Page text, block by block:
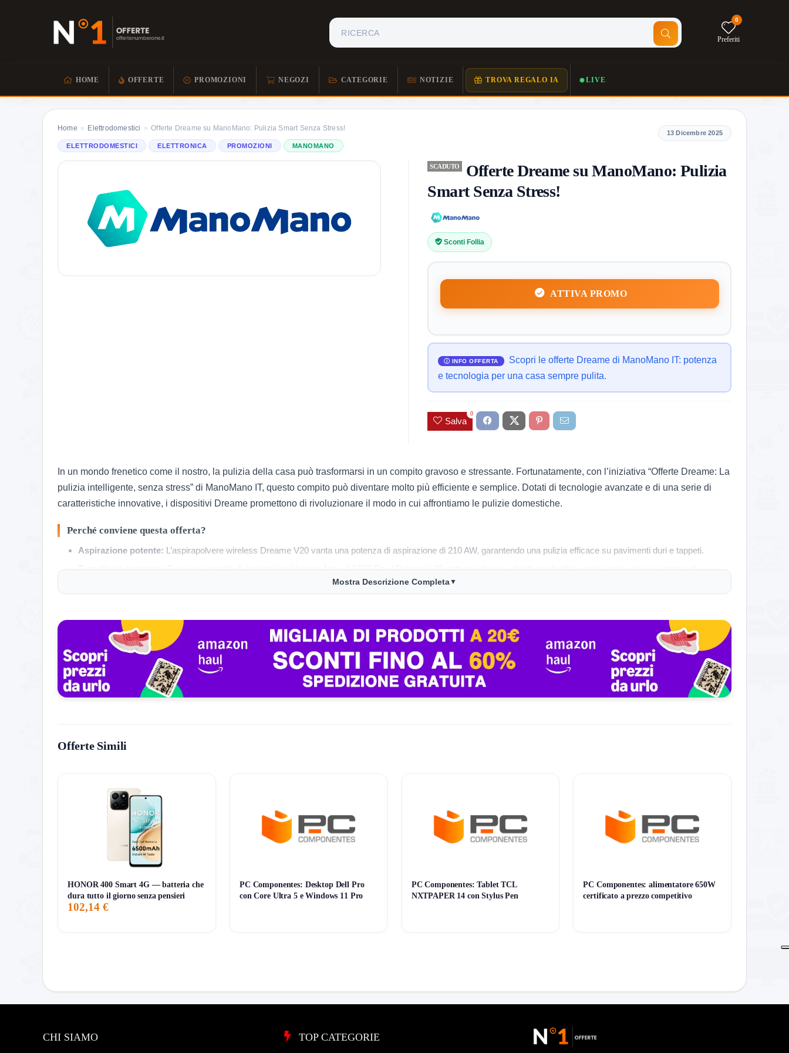
0
Preferiti
HOME OFFERTE PROMOZIONI NEGOZI CATEGORIE NOTIZIE TROVA REGALO IA LIVE
Home » Elettrodomestici » Offerte Dreame su ManoMano: Pulizia Smart Senza Stress!
ELETTRODOMESTICI ELETTRONICA PROMOZIONI MANOMANO
SCADUTO
Offerte Dreame su ManoMano: Pulizia
Smart Senza Stress!
Sconti Follia
ATTIVA PROMO
Scopri le offerte Dreame di ManoMano IT: potenza
e tecnologia per una casa sempre pulita.
Salva
0
13 Dicembre 2025
In un mondo frenetico come il nostro, la pulizia della casa può trasformarsi in un compito gravoso e stressante. Fortunatamente, con l’iniziativa “Offerte Dreame: La
pulizia intelligente, senza stress” di ManoMano IT, questo compito può diventare molto più efficiente e semplice. Dotati di tecnologie avanzate e di una serie di
caratteristiche innovative, i dispositivi Dreame promettono di rivoluzionare il modo in cui affrontiamo le pulizie domestiche.
Perché conviene questa offerta?
Aspirazione potente: L’aspirapolvere wireless Dreame V20 vanta una potenza di aspirazione di 210 AW, garantendo una pulizia efficace su pavimenti duri e tappeti.
Tecnologia avanzata:Con una capacità di aspirazione Vormax fino a 13.000 Pa, il Dreame L20 cattura polvere e detriti con facilità, grazie anche al suo sistema di
Lunga autonomia:Con un tempo di funzionamento massimo di 90 minuti, puoi coprire ampie aree della tua casa con una sola carica.
La reputazione di Dreame nel fornire soluzioni di pulizia efficienti è ben consolidata, e oggi hai l’opportunità di acquistare a un prezzo scontato tramite ManoMano
IT. Un particolare acquirente ha condiviso la sua esperienza positiva con un Dreame L20, evidenziando la sua potente aspirazione da 4000Pa e la mappatura
precisa che rivoluziona completamente l’approccio alla pulizia, anche se inizialmente ha avuto qualche problema con la ricarica subito risolto grazie all’ottima
assistenza del brand.
Mostra Descrizione Completa▼
Offerte Simili
HONOR 400 Smart 4G — batteria che
dura tutto il giorno senza pensieri
102,14 €
PC Componentes: Desktop Dell Pro
con Core Ultra 5 e Windows 11 Pro
PC Componentes: Tablet TCL
NXTPAPER 14 con Stylus Pen
PC Componentes: alimentatore 650W
certificato a prezzo competitivo
CHI SIAMO TOP CATEGORIE